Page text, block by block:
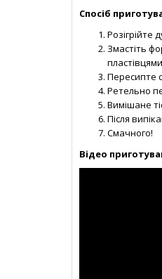
Спосіб
Розігрійте
Змастіть
Пересипте
Ретельно
Вимішане
Після
Смачного!
Відео